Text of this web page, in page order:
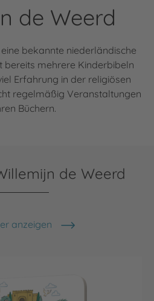
de Weerd
bekannte niederländische
bereits mehrere Kinderbibeln
Erfahrung in der religiösen
regelmäßig Veranstaltungen
Büchern.
de Weerd
anzeigen